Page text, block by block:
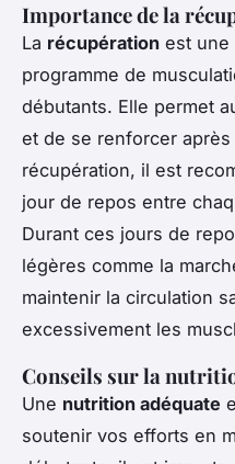
Importance de la
La récupération est une
programme de
débutants. Elle permet
et de se renforcer
récupération, il est
jour de repos entre
Durant ces jours de
légères comme la
maintenir la circulation
excessivement les
Conseils sur la
Une nutrition adéquate
soutenir vos efforts en